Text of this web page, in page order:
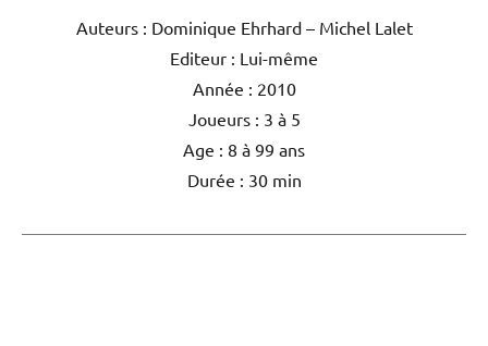
Auteurs : Dominique Ehrhard – Michel Lalet
Editeur : Lui-même
Année : 2010
Joueurs : 3 à 5
Age : 8 à 99 ans
Durée : 30 min